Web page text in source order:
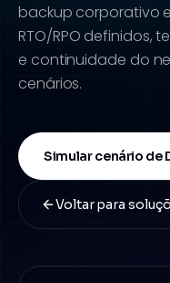
backup corporativo
RTO/RPO definidos,
e continuidade do
cenários.
Simular cenário de
Voltar para